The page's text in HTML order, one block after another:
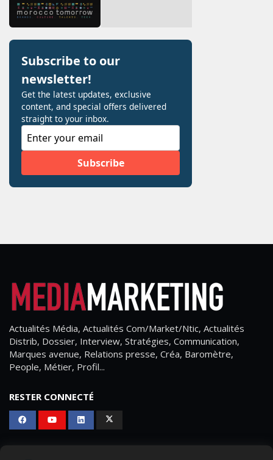
Actualités Média, Actualités Com/Market/Ntic, Actualités
Distrib, Dossier, Interview, Stratégies, Communication,
Marques avenue, Relations presse, Créa, Baromètre,
People, Métier, Profil...
RESTER CONNECTÉ